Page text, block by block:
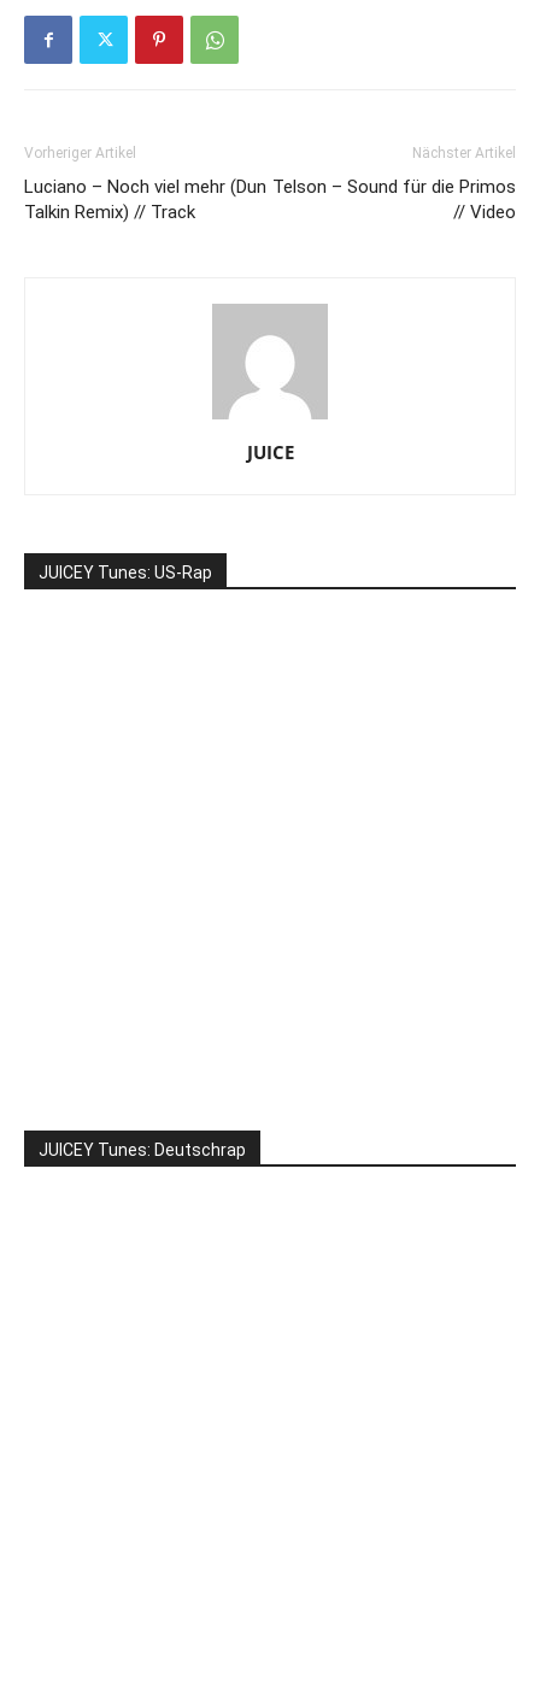
Vorheriger Artikel
Luciano – Noch viel mehr (Dun
Talkin Remix) // Track
Nächster Artikel
Telson – Sound für die Primos
// Video
JUICE
JUICEY Tunes: US-Rap
JUICEY Tunes: Deutschrap